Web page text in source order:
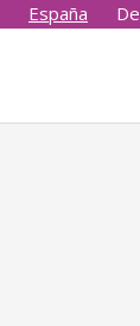
España